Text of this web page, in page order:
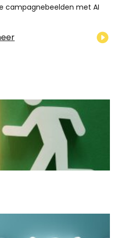
campagnebeelden met AI